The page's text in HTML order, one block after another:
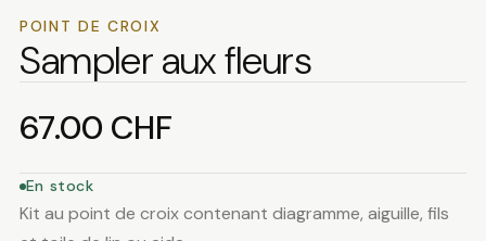
POINT DE CROIX
Sampler aux fleurs
67.00 CHF
En stock
Kit au point de croix contenant diagramme, aiguille, fils